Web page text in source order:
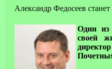
Александр Федосеев
Один из
своей